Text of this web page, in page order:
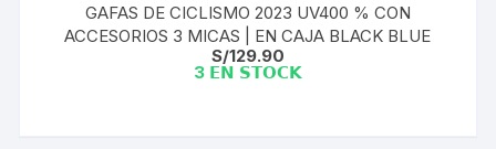
GAFAS DE CICLISMO 2023 UV400 % CON
ACCESORIOS 3 MICAS | EN CAJA BLACK BLUE
S/129.90
3 𝗘𝗡 𝗦𝗧𝗢𝗖𝗞